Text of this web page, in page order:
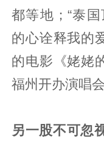
都等地；“泰
的心诠释我的
的电影《姥姥
福州开办演唱会
另一股不可忽